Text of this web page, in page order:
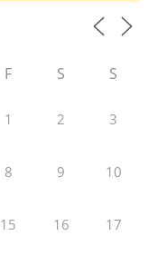
F S S
1 2 3
8 9 10
15 16 17